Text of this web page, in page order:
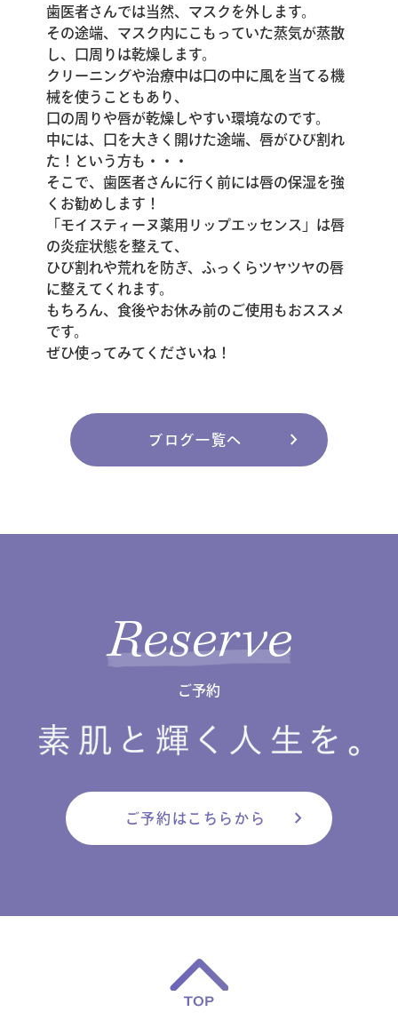
歯医者さんでは当然、マスクを外します。
その途端、マスク内にこもっていた蒸気が蒸散
し、口周りは乾燥します。
クリーニングや治療中は口の中に風を当てる機
械を使うこともあり、
口の周りや唇が乾燥しやすい環境なのです。
中には、口を大きく開けた途端、唇がひび割れ
た！という方も・・・
そこで、歯医者さんに行く前には唇の保湿を強
くお勧めします！
「モイスティーヌ薬用リップエッセンス」は唇
の炎症状態を整えて、
ひび割れや荒れを防ぎ、ふっくらツヤツヤの唇
に整えてくれます。
もちろん、食後やお休み前のご使用もおススメ
です。
ぜひ使ってみてくださいね！
ブログ一覧へ chevron_right
Reserve
ご予約
ご予約はこちらから chevron_right